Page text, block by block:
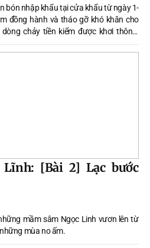
bón nhập khẩu tại cửa khẩu từ ngày 1-
đồng hành và tháo gỡ khó khăn cho
chảy tiền kiểm được khơi thông,
chặt, nếu không, nguy cơ phân bón
sẽ đe dọa trực tiếp đến sản xuất
[Bài 2] Lạc bước
mầm sâm Ngọc Linh vươn lên từ
những mùa no ấm.